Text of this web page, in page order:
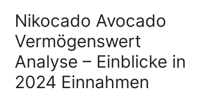
Nikocado Avocado
Vermögenswert
Analyse – Einblicke in
2024 Einnahmen